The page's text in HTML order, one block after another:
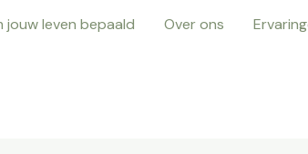
jouw leven bepaald Over ons